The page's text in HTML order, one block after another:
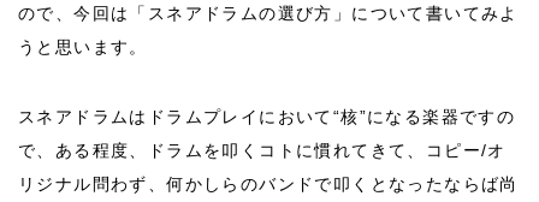
ので、今回は「スネアドラムの選び方」について書いてみよ
うと思います。
スネアドラムはドラムプレイにおいて“核”になる楽器ですの
で、ある程度、ドラムを叩くコトに慣れてきて、コピー/オ
リジナル問わず、何かしらのバンドで叩くとなったならば尚